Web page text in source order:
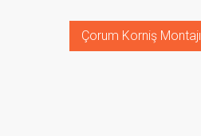
Çorum Korniş Montajı